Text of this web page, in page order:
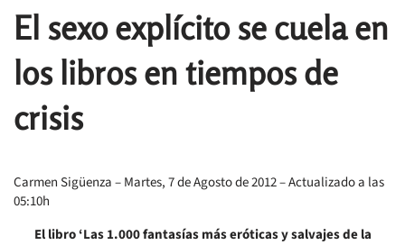
El sexo explícito se cuela en
los libros en tiempos de
crisis
Carmen Sigüenza– Martes, 7 de Agosto de 2012 – Actualizado a las
05:10h
El libro ‘Las 1.000 fantasías más eróticas y salvajes de la